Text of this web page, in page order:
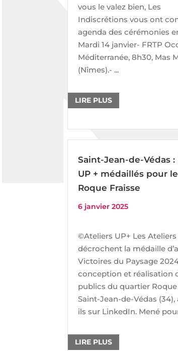
vous le valez bien, Les
Indiscrétions vous ont
agenda des cérémonies
Mardi 14 janvier- FRTP
Méditerranée, 8h30, Mas
(Nîmes).- ...
LIRE PLUS
Saint-Jean-de-Védas
UP + médaillés pour
Roque Fraisse
6 janvier 2025
©Ateliers UP+ Les Ateliers
décrochent la médaille
Victoires du Paysage
conception et réalisation
publics du quartier Roque
Saint-Jean-de-Védas
ils sur LinkedIn. Mené
LIRE PLUS